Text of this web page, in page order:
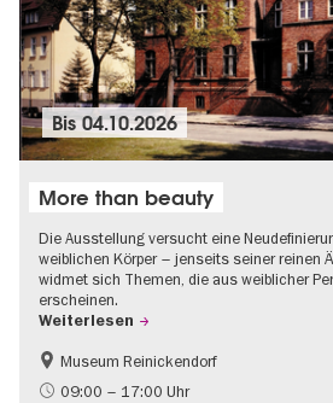
Bis04.10.2026
More than beauty
Die Ausstellung versucht eine
weiblichen Körper – jenseits seiner reinen
widmet sich Themen, die aus weiblicher
erscheinen.
Weiterlesen
Gratis
Zeitgenössische Kunst
Museum Reinickendorf
09:00 – 17:00 Uhr